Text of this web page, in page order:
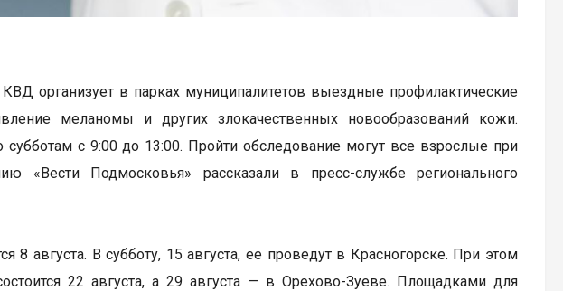
организует в парках муниципалитетов выездные профилактические
меланомы и других злокачественных новообразований кожи.
с 9:00 до 13:00. Пройти обследование могут все взрослые при
«Вести Подмосковья» рассказали в пресс-службе регионального
8 августа. В субботу, 15 августа, ее проведут в Красногорске. При этом
22 августа, а 29 августа — в Орехово-Зуеве. Площадками для